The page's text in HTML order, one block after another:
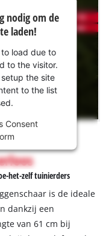
nodig om de
laden!
load due to
to the visitor.
the site
to the list
Consent
het-zelf tuinierders
is de ideale
dankzij een
van 61 cm bij